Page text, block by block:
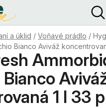
a úklid / Voňavé prádlo /
Bianco Aviváž
1 l 33